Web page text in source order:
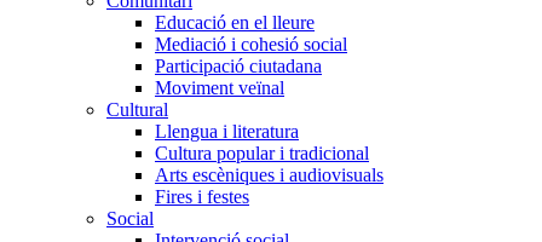
Educació en el lleure
Mediació i cohesió social
Participació ciutadana
Moviment veïnal
Cultural
Llengua i literatura
Cultura popular i tradicional
Arts escèniques i audiovisuals
Fires i festes
Social